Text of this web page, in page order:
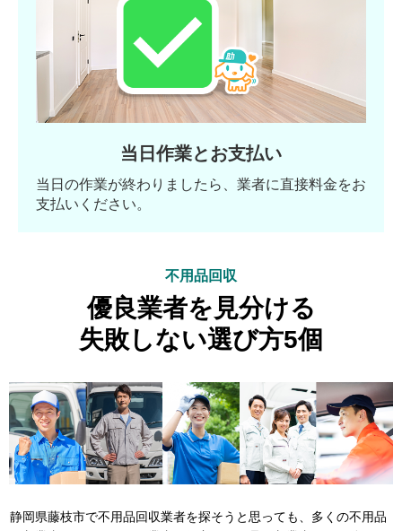
当日作業とお支払い
当日の作業が終わりましたら、業者に直接料金をお
支払いください。
不用品回収
優良業者を見分ける
失敗しない選び方5個
静岡県藤枝市で不用品回収業者を探そうと思っても、多くの不用品